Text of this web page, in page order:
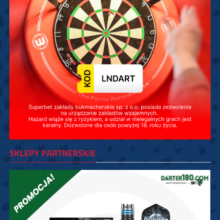
SKLEPY PARTNERSKIE